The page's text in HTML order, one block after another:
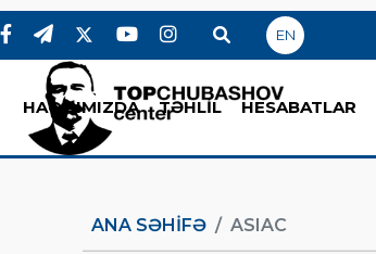
EN
HAQQIMIZDA TƏHLİL HESABATLAR
ANA SƏHIFƏ ASIAC